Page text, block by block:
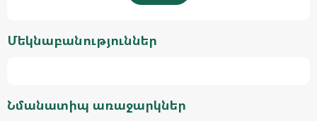
Մեկնաբանություններ
Նմանատիպ առաջարկներ